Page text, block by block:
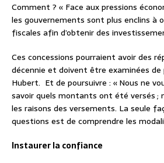
Comment ? « Face aux pressions
les gouvernements sont plus enclins à
fiscales afin d’obtenir des
Ces concessions pourraient avoir des
décennie et doivent être examinées
Hubert. Et de poursuivre : « Nous ne
savoir quels montants ont été versés ;
les raisons des versements. La seule
questions est de comprendre les
Instaurer la confiance